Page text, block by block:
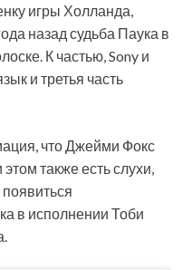
игры Холланда,
назад судьба Паука в
К частью, Sony и
и третья часть
что Джейми Фокс
также есть слухи,
появиться
в исполнении Тоби